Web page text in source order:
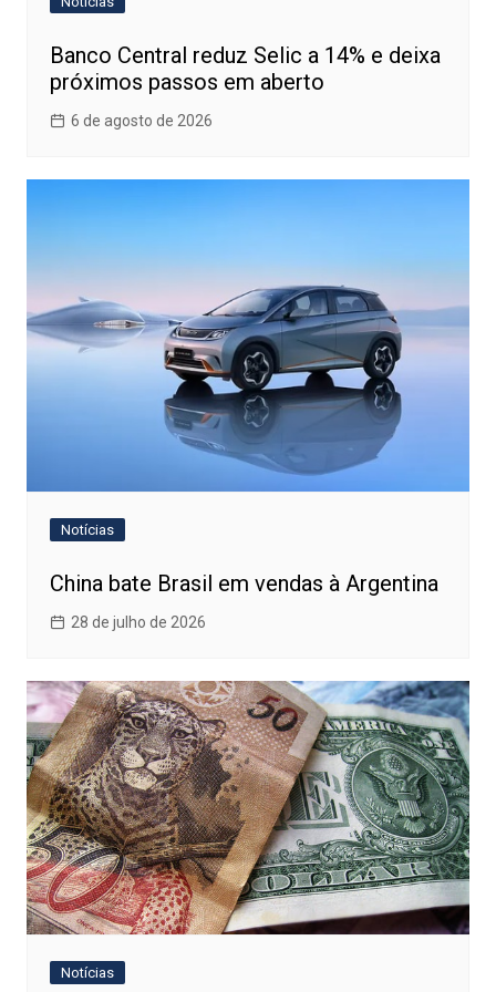
Banco Central reduz Selic a 14% e deixa
próximos passos em aberto
6 de agosto de 2026
Notícias
China bate Brasil em vendas à Argentina
28 de julho de 2026
Notícias